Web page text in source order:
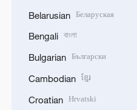
Belarusian Беларуская
Bengali বাংলা
Bulgarian Български
Cambodian ខ្មែរ
Croatian Hrvatski